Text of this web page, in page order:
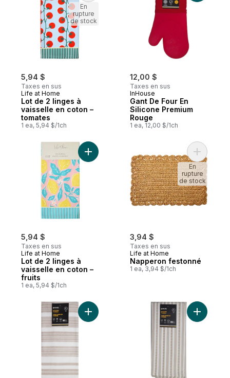
5,94 $
Taxes en sus
Life at Home
Lot de 2 linges à
vaisselle en coton –
tomates
1 ea, 5,94 $/1ch
En
rupture
de stock
12,00 $
Taxes en sus
InHouse
Gant De Four En
Silicone Premium
Rouge
1 ea, 12,00 $/1ch
5,94 $
Taxes en sus
Life at Home
Lot de 2 linges à
vaisselle en coton –
fruits
1 ea, 5,94 $/1ch
Ajouter Lot de 2 linges à vaisselle en
3,94 $
Taxes en sus
Life at Home
Napperon festonné
1 ea, 3,94 $/1ch
Ajouter
En
rupture
de stock
Ajouter Premium Lot De 2 Torchons En
Ajouter